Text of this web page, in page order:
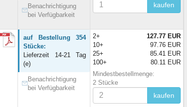
Benachrichtigung
bei Verfügbarkeit
kaufen
auf Bestellung 354
Stücke:
Lieferzeit 14-21 Tag
(e)
Benachrichtigung
bei Verfügbarkeit
2+
127.77 EUR
10+
97.76 EUR
25+
85.41 EUR
100+
80.11 EUR
Mindestbestellmenge:
2 Stücke
kaufen